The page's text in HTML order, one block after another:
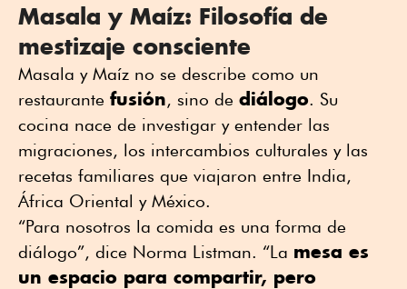
Masala y Maíz: Filosofía de
mestizaje consciente
Masala y Maíz no se describe como un
restaurante fusión, sino de diálogo. Su
cocina nace de investigar y entender las
migraciones, los intercambios culturales y las
recetas familiares que viajaron entre India,
África Oriental y México.
“Para nosotros la comida es una forma de
diálogo”, dice Norma Listman. “La mesa es
un espacio para compartir, pero